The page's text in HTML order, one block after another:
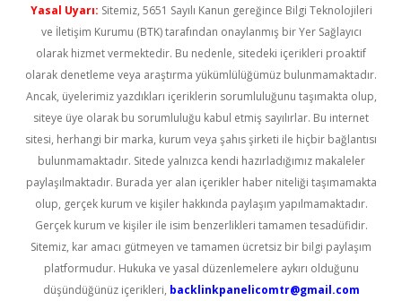
Yasal Uyarı: Sitemiz, 5651 Sayılı Kanun gereğince Bilgi Teknolojileri
ve İletişim Kurumu (BTK) tarafından onaylanmış bir Yer Sağlayıcı
olarak hizmet vermektedir. Bu nedenle, sitedeki içerikleri proaktif
olarak denetleme veya araştırma yükümlülüğümüz bulunmamaktadır.
Ancak, üyelerimiz yazdıkları içeriklerin sorumluluğunu taşımakta olup,
siteye üye olarak bu sorumluluğu kabul etmiş sayılırlar. Bu internet
sitesi, herhangi bir marka, kurum veya şahıs şirketi ile hiçbir bağlantısı
bulunmamaktadır. Sitede yalnızca kendi hazırladığımız makaleler
paylaşılmaktadır. Burada yer alan içerikler haber niteliği taşımamakta
olup, gerçek kurum ve kişiler hakkında paylaşım yapılmamaktadır.
Gerçek kurum ve kişiler ile isim benzerlikleri tamamen tesadüfidir.
Sitemiz, kar amacı gütmeyen ve tamamen ücretsiz bir bilgi paylaşım
platformudur. Hukuka ve yasal düzenlemelere aykırı olduğunu
düşündüğünüz içerikleri, backlinkpanelicomtr@gmail.com